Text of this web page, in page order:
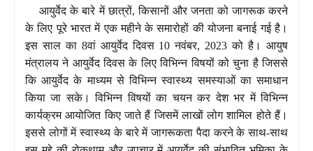
आयुर्वेद के बारे में छात्रों, किसानों और जनता को जागरूक करने
के लिए पूरे भारत में एक महीने के समारोहों की योजना बनाई गई है।
इस साल का 8वां आयुर्वेद दिवस 10 नवंबर, 2023 को है। आयुष
मंत्रालय ने आयुर्वेद दिवस के लिए विभिन्न विषयों को चुना है जिससे
कि आयुर्वेद के माध्यम से विभिन्न स्वास्थ्य समस्याओं का समाधान
किया जा सके। विभिन्न विषयों का चयन कर देश भर में विभिन्न
कार्यक्रम आयोजित किए जाते हैं जिसमें लाखों लोग शामिल होते हैं।
इससे लोगों में स्वास्थ्य के बारे में जागरूकता पैदा करने के साथ-साथ